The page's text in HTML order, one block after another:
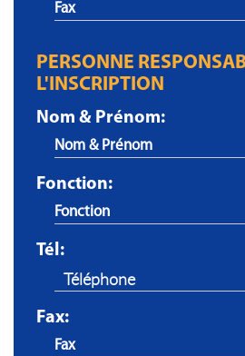
PERSONNE
L'INSCRIPTION
Nom & Prénom:
Fonction:
Tél:
Fax: